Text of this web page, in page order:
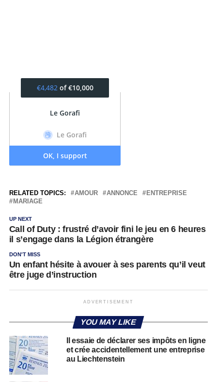
RELATED TOPICS: AMOUR ANNONCE
ENTREPRISE
MARIAGE
UP NEXT
Call of Duty : frustré d’avoir fini le jeu en 6 heures
il s’engage dans la Légion étrangère
DON'T MISS
Un enfant hésite à avouer à ses parents qu’il veut
être juge d’instruction
ADVERTISEMENT
YOU MAY LIKE
Il essaie de déclarer ses impôts en ligne
et crée accidentellement une entreprise
au Liechtenstein